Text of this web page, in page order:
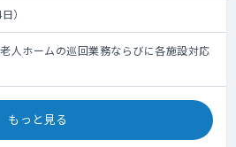
）
人ホームの巡回業務ならびに各施設対応
もっと見る